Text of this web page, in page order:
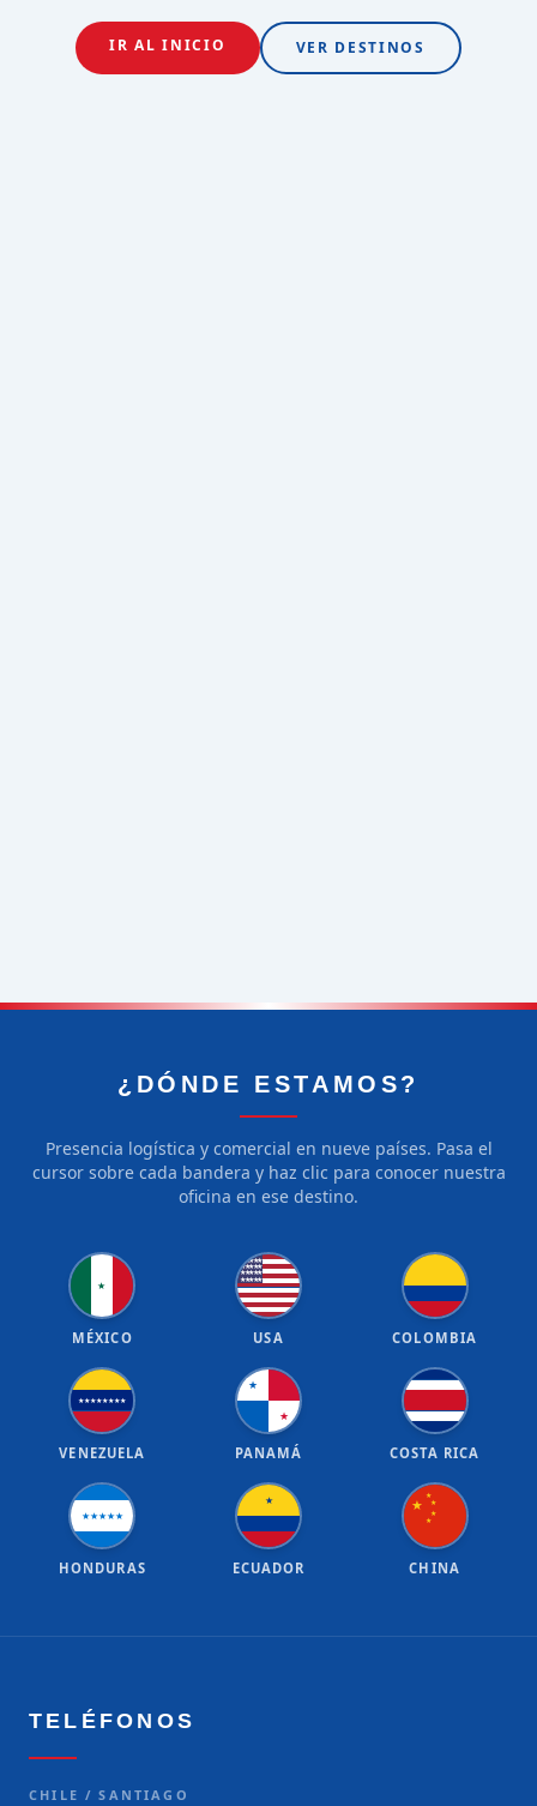
IR AL INICIO VER DESTINOS
¿DÓNDE ESTAMOS?
Presencia logística y comercial en nueve países. Pasa el
cursor sobre cada bandera y haz clic para conocer nuestra
oficina en ese destino.
★
MÉXICO
★★★★★
★★★★★
★★★★★
★★★★★
USA COLOMBIA
★★★★★★★★
VENEZUELA
★
★
PANAMÁ COSTA RICA
★★★★★
HONDURAS
★
ECUADOR
★
★
★
★
★
CHINA
TELÉFONOS
CHILE / SANTIAGO